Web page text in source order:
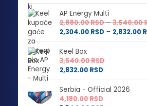
AP Energy Multi
2,880.00RSD – 3,540.00
2,304.00 RSD – 2,832.00
Keel Box
3,540.00RSD
2,832.00 RSD
Serbia - Official 2026
4,180.00RSD